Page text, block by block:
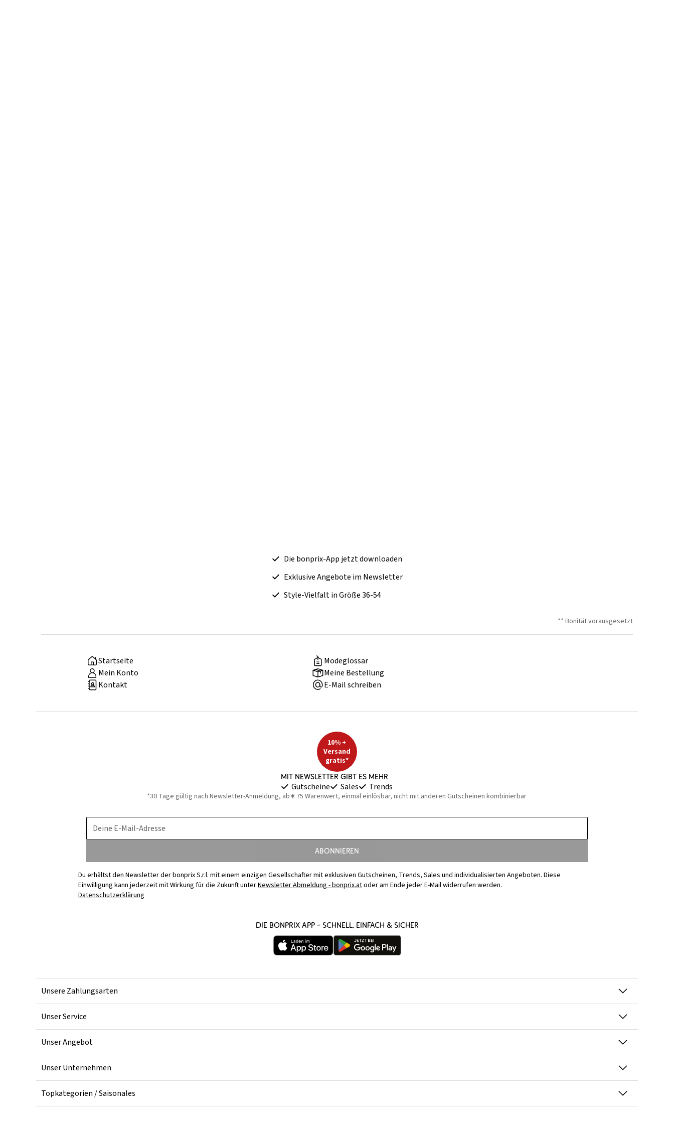
Die bonprix-App jetzt downloaden
Exklusive Angebote im Newsletter
Style-Vielfalt in Größe 36-54
** Bonität vorausgesetzt
Startseite
Modeglossar
Mein Konto
Meine Bestellung
Kontakt
E-Mail schreiben
10% +
Versand
gratis*
Mit Newsletter gibt es mehr
Gutscheine Sales Trends
*30 Tage gültig nach Newsletter-Anmeldung, ab € 75 Warenwert, einmal einlösbar, nicht mit anderen Gutscheinen kombinierbar
Deine E-Mail-Adresse
Abonnieren
Du erhältst den Newsletter der bonprix S.r.l. mit einem einzigen Gesellschafter mit exklusiven Gutscheinen, Trends, Sales und individualisierten Angeboten. Diese
Einwilligung kann jederzeit mit Wirkung für die Zukunft unterNewsletter Abmeldung - bonprix.atoder am Ende jeder E-Mail widerrufen werden.
Datenschutzerklärung
Die bonprix App – schnell, einfach & sicher
Unsere Zahlungsarten
Unser Service
Unser Angebot
Unser Unternehmen
Topkategorien / Saisonales